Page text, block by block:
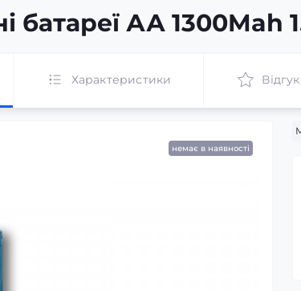
батареї АА 1300Mah
Характеристики
немає в наявності